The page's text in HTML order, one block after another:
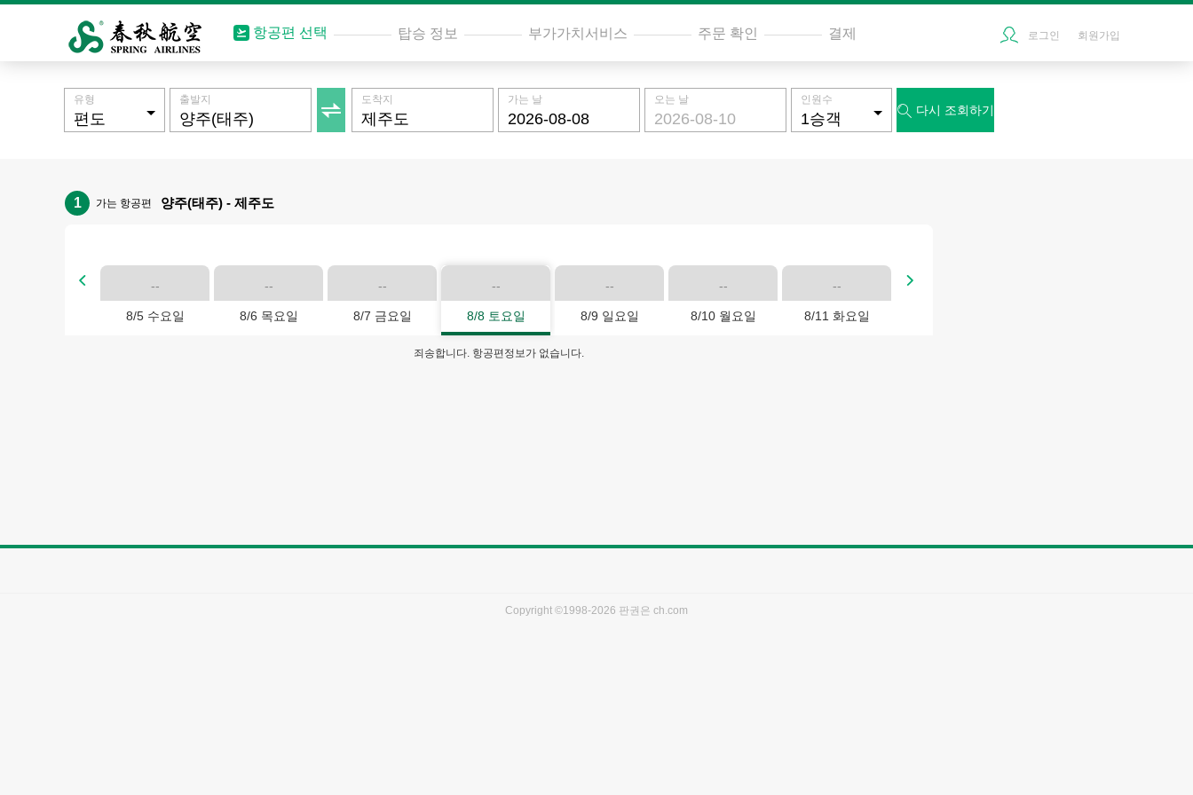
항공편 선택 탑승 정보 부가가치서비스 주문 확인 결제 로그인 회원가입

유형 출발지 도착지 가는 날 오는 날 인원수
 다시 조회하기
1 가는 항공편 양주(태주) - 제주도
 --
8/5 수요일
--
8/6 목요일
--
8/7 금요일
--
8/8 토요일
--
8/9 일요일
--
8/10 월요일
--
8/11 화요일

죄송합니다. 항공편정보가 없습니다.
Copyright ©1998-2026 판권은 ch.com